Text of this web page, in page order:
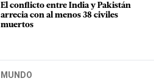
El conflicto entre India y Pakistán
arrecia con al menos 38 civiles
muertos
MUNDO